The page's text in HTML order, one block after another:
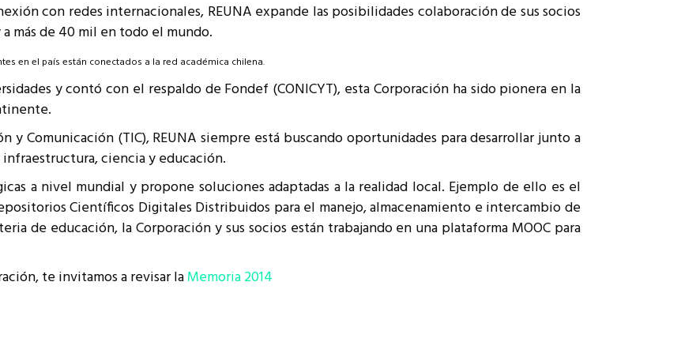
con redes internacionales, REUNA expande las posibilidades colaboración de sus socios
más de 40 mil en todo el mundo.
en el país están conectados a la red académica chilena.
y contó con el respaldo de Fondef (CONICYT), esta Corporación ha sido pionera en la
y Comunicación (TIC), REUNA siempre está buscando oportunidades para desarrollar junto a
ciencia y educación.
a nivel mundial y propone soluciones adaptadas a la realidad local. Ejemplo de ello es el
Científicos Digitales Distribuidos para el manejo, almacenamiento e intercambio de
de educación, la Corporación y sus socios están trabajando en una plataforma MOOC para
te invitamos a revisar laMemoria 2014